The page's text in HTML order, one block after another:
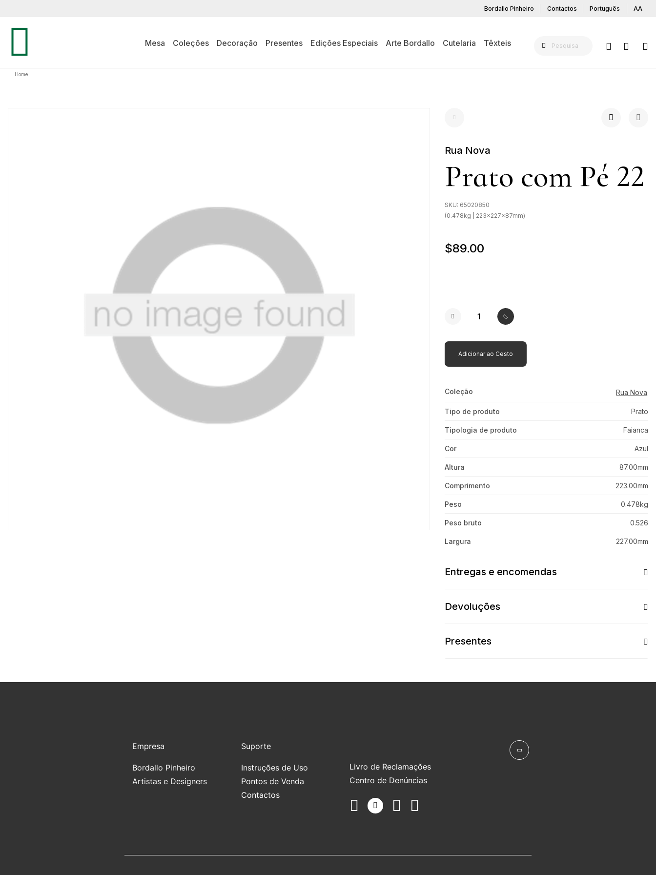
Bordallo Pinheiro Contactos Português AA
Mesa Coleções Decoração Presentes Edições Especiais Arte Bordallo Cutelaria Têxteis
Home
Rua Nova
Prato com Pé 22
SKU: 65020850
(0.478kg | 223x227x87mm)
$89.00
Adicionar ao Cesto
Coleção Rua Nova
Tipo de produto Prato
Tipologia de produto Faianca
Cor Azul
Altura 87.00mm
Comprimento 223.00mm
Peso 0.478kg
Peso bruto 0.526
Largura 227.00mm
Entregas e encomendas
Devoluções
Presentes
Empresa
Bordallo Pinheiro
Artistas e Designers
Suporte
Instruções de Uso
Pontos de Venda
Contactos
Livro de Reclamações
Centro de Denúncias